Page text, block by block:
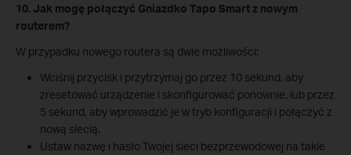
10. Jak mogę połączyć Gniazdko Tapo Smart z nowym
routerem?
W przypadku nowego routera są dwie możliwości:
Wciśnij przycisk i przytrzymaj go przez 10 sekund, aby
zresetować urządzenie i skonfigurować ponownie, lub przez
5 sekund, aby wprowadzić je w tryb konfiguracji i połączyć z
nową siecią.
Ustaw nazwę i hasło Twojej sieci bezprzewodowej na takie